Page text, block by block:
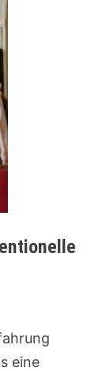
eine